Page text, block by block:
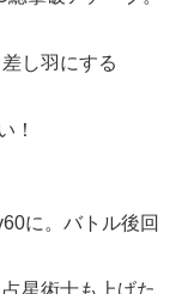
し羽にする
！
に。バトル後回